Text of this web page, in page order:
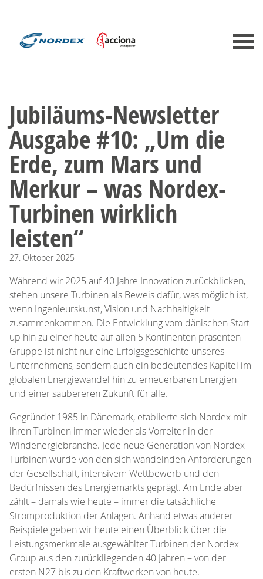
Jubiläums-Newsletter
Ausgabe #10: „Um die
Erde, zum Mars und
Merkur – was Nordex-
Turbinen wirklich
leisten“
27. Oktober 2025
Während wir 2025 auf 40 Jahre Innovation zurückblicken,
stehen unsere Turbinen als Beweis dafür, was möglich ist,
wenn Ingenieurskunst, Vision und Nachhaltigkeit
zusammenkommen. Die Entwicklung vom dänischen Start-
up hin zu einer heute auf allen 5 Kontinenten präsenten
Gruppe ist nicht nur eine Erfolgsgeschichte unseres
Unternehmens, sondern auch ein bedeutendes Kapitel im
globalen Energiewandel hin zu erneuerbaren Energien
und einer saubereren Zukunft für alle.
Gegründet 1985 in Dänemark, etablierte sich Nordex mit
ihren Turbinen immer wieder als Vorreiter in der
Windenergiebranche. Jede neue Generation von Nordex-
Turbinen wurde von den sich wandelnden Anforderungen
der Gesellschaft, intensivem Wettbewerb und den
Bedürfnissen des Energiemarkts geprägt. Am Ende aber
zählt – damals wie heute – immer die tatsächliche
Stromproduktion der Anlagen. Anhand etwas anderer
Beispiele geben wir heute einen Überblick über die
Leistungsmerkmale ausgewählter Turbinen der Nordex
Group aus den zurückliegenden 40 Jahren – von der
ersten N27 bis zu den Kraftwerken von heute.